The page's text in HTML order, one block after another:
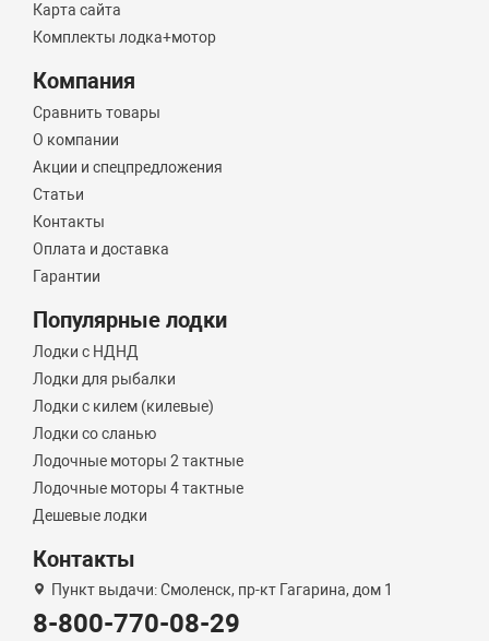
Карта сайта
Комплекты лодка+мотор
Компания
Сравнить товары
О компании
Акции и спецпредложения
Статьи
Контакты
Оплата и доставка
Гарантии
Популярные лодки
Лодки с НДНД
Лодки для рыбалки
Лодки с килем (килевые)
Лодки со сланью
Лодочные моторы 2 тактные
Лодочные моторы 4 тактные
Дешевые лодки
Контакты
Пункт выдачи: Смоленск, пр-кт Гагарина, дом 1
8-800-770-08-29